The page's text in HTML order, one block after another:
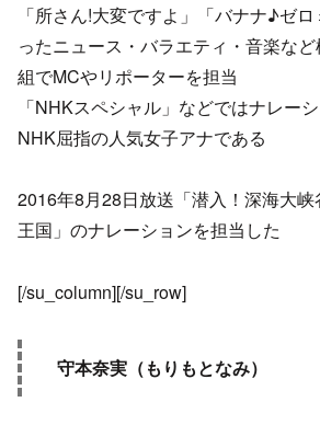
「所さん!大変ですよ」「バナナ♪ゼ
ったニュース・バラエティ・音楽な
組でMCやリポーターを担当
「NHKスペシャル」などではナレー
NHK屈指の人気女子アナである
2016年8月28日放送「潜入！深海大
王国」のナレーションを担当した
[/su_column][/su_row]
守本奈実（もりもとなみ）